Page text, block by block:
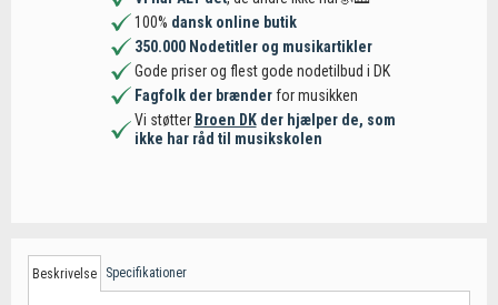
100% dansk online butik
350.000 Nodetitler og musikartikler
Gode priser og flest gode nodetilbud i DK
Fagfolk der brænderfor musikken
Vi støtter Broen DKder hjælper de, som
ikke har råd til musikskolen
Beskrivelse Specifikationer